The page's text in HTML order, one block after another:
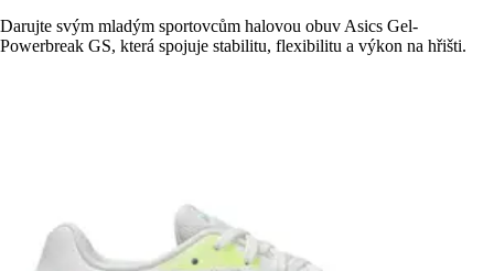
Darujte svým mladým sportovcům halovou obuv Asics Gel-
Powerbreak GS, která spojuje stabilitu, flexibilitu a výkon na hřišti.